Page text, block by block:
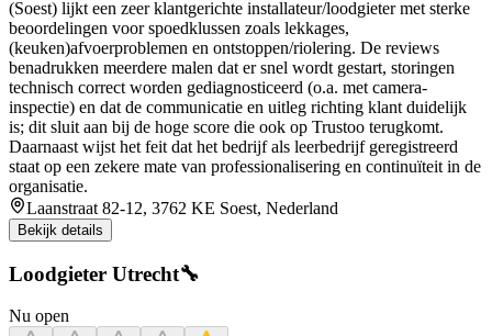
(Soest) lijkt een zeer klantgerichte installateur/loodgieter met sterke
beoordelingen voor spoedklussen zoals lekkages,
(keuken)afvoerproblemen en ontstoppen/riolering. De reviews
benadrukken meerdere malen dat er snel wordt gestart, storingen
technisch correct worden gediagnosticeerd (o.a. met camera-
inspectie) en dat de communicatie en uitleg richting klant duidelijk
is; dit sluit aan bij de hoge score die ook op Trustoo terugkomt.
Daarnaast wijst het feit dat het bedrijf als leerbedrijf geregistreerd
staat op een zekere mate van professionalisering en continuïteit in de
organisatie.
Laanstraat 82-12, 3762 KE Soest, Nederland
Bekijk details
Loodgieter Utrecht🔧
Nu open